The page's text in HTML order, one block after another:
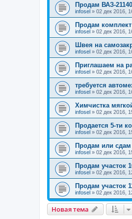
Продам ВАЗ-21140
infosel » 02 дек 2016,
Продам
infosel » 02 дек 2016,
Швея на
infosel » 02 дек 2016,
Приглашаем на
infosel » 02 дек 2016,
требуется
infosel » 02 дек 2016,
Химчистка
infosel » 02 дек 2016,
Продается 5-ти
infosel » 02 дек 2016,
Продам или сдам
infosel » 02 дек 2016,
Продам участок
infosel » 02 дек 2016,
Продам участок
infosel » 02 дек 2016,
Новая тема